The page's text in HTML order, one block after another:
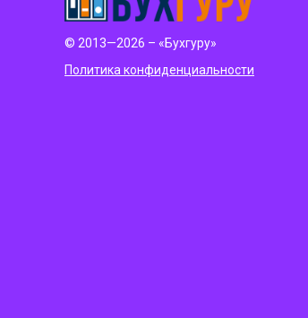
© 2013—2026 – «Бухгуру»
Политика конфиденциальности